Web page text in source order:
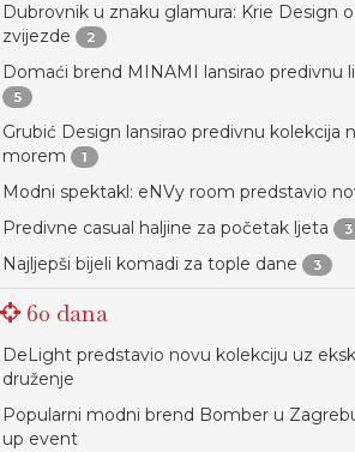
Dubrovnik u znaku glamura: Krie Design
zvijezde
2
Domaći brend MINAMI lansirao predivnu
5
Grubić Design lansirao predivnu kolekcija
morem
1
Modni spektakl: eNVy room predstavio
Predivne casual haljine za početak ljeta 3
Najljepši bijeli komadi za tople dane 3
60 dana
DeLight predstavio novu kolekciju uz
druženje
Popularni modni brend Bomber u
up event